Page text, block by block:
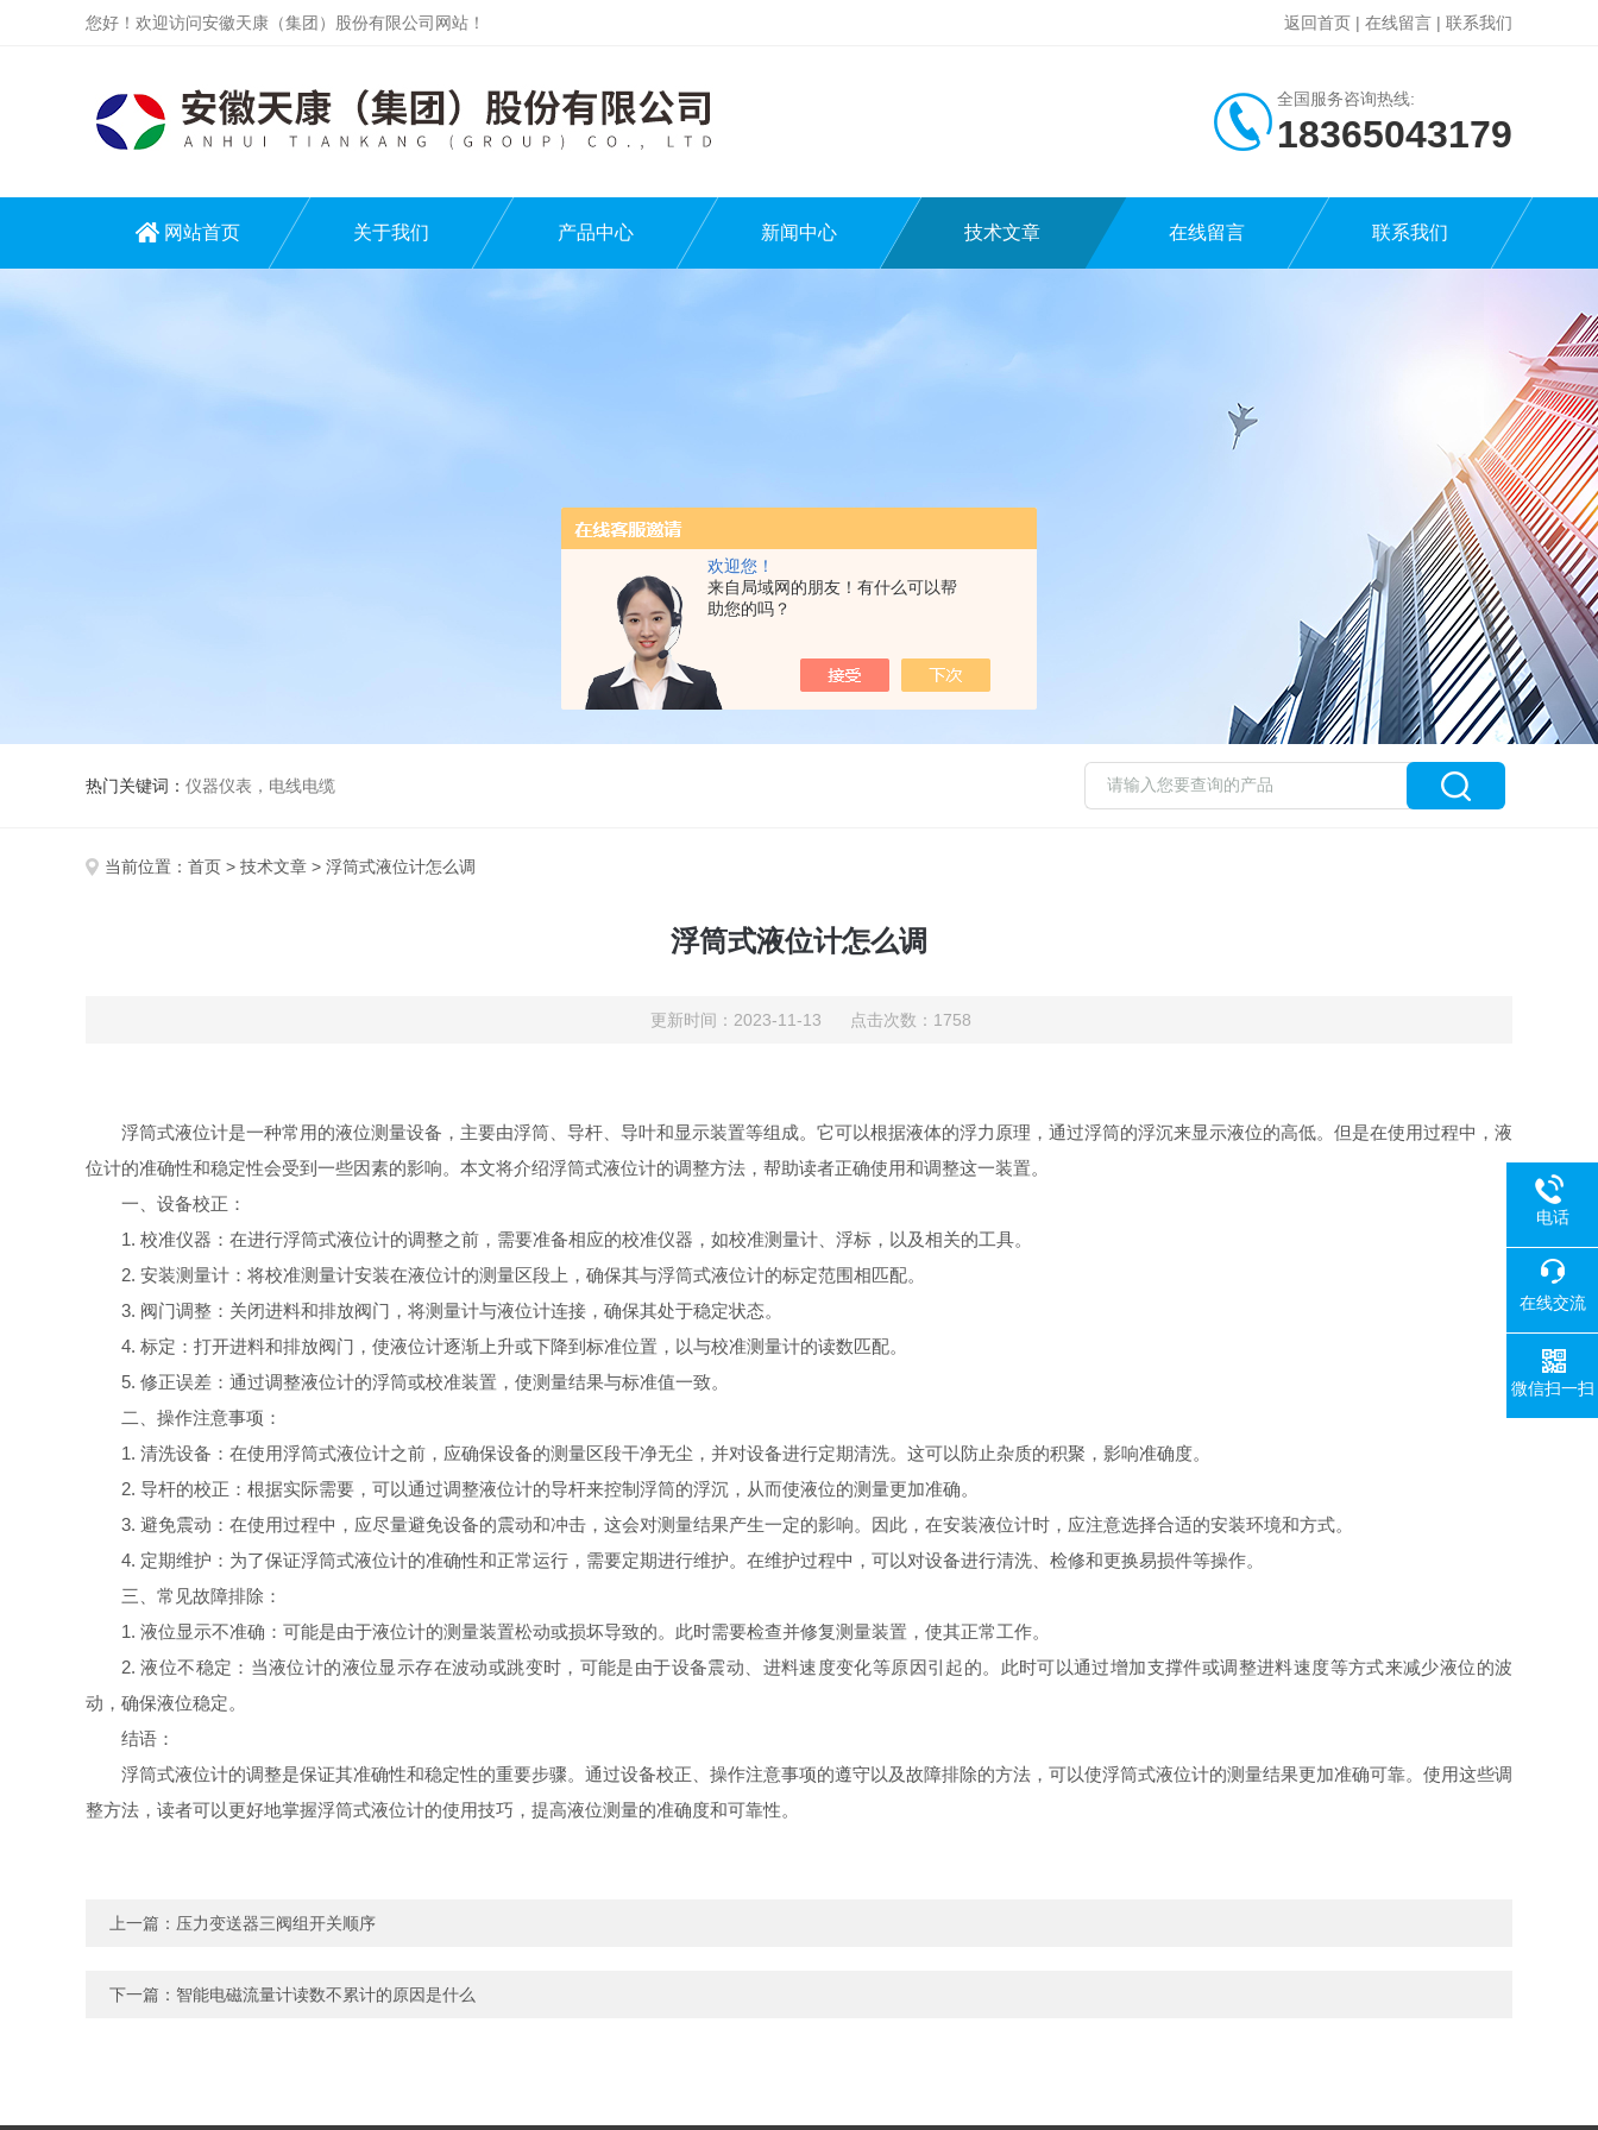
欢迎您！
来自局域网的朋友！有什么可以帮
助您的吗？
您好！欢迎访问安徽天康（集团）股份有限公司网站！ 返回首页 | 在线留言 | 联系我们
全国服务咨询热线:
18365043179
网站首页 关于我们 产品中心 新闻中心 技术文章 在线留言 联系我们
热门关键词： 仪器仪表，电线电缆
当前位置： 首页 > 技术文章 > 浮筒式液位计怎么调
浮筒式液位计怎么调
更新时间：2023-11-13 点击次数：1758
浮筒式液位计是一种常用的液位测量设备，主要由浮筒、导杆、导叶和显示装置等组成。它可以根据液体的浮力原理，通过浮筒的浮沉来显示液位的高低。但是在使用过程中，液
位计的准确性和稳定性会受到一些因素的影响。本文将介绍浮筒式液位计的调整方法，帮助读者正确使用和调整这一装置。
一、设备校正：
1. 校准仪器：在进行浮筒式液位计的调整之前，需要准备相应的校准仪器，如校准测量计、浮标，以及相关的工具。
2. 安装测量计：将校准测量计安装在液位计的测量区段上，确保其与浮筒式液位计的标定范围相匹配。
3. 阀门调整：关闭进料和排放阀门，将测量计与液位计连接，确保其处于稳定状态。
4. 标定：打开进料和排放阀门，使液位计逐渐上升或下降到标准位置，以与校准测量计的读数匹配。
5. 修正误差：通过调整液位计的浮筒或校准装置，使测量结果与标准值一致。
二、操作注意事项：
1. 清洗设备：在使用浮筒式液位计之前，应确保设备的测量区段干净无尘，并对设备进行定期清洗。这可以防止杂质的积聚，影响准确度。
2. 导杆的校正：根据实际需要，可以通过调整液位计的导杆来控制浮筒的浮沉，从而使液位的测量更加准确。
3. 避免震动：在使用过程中，应尽量避免设备的震动和冲击，这会对测量结果产生一定的影响。因此，在安装液位计时，应注意选择合适的安装环境和方式。
4. 定期维护：为了保证浮筒式液位计的准确性和正常运行，需要定期进行维护。在维护过程中，可以对设备进行清洗、检修和更换易损件等操作。
三、常见故障排除：
1. 液位显示不准确：可能是由于液位计的测量装置松动或损坏导致的。此时需要检查并修复测量装置，使其正常工作。
2. 液位不稳定：当液位计的液位显示存在波动或跳变时，可能是由于设备震动、进料速度变化等原因引起的。此时可以通过增加支撑件或调整进料速度等方式来减少液位的波
动，确保液位稳定。
结语：
浮筒式液位计的调整是保证其准确性和稳定性的重要步骤。通过设备校正、操作注意事项的遵守以及故障排除的方法，可以使浮筒式液位计的测量结果更加准确可靠。使用这些调
整方法，读者可以更好地掌握浮筒式液位计的使用技巧，提高液位测量的准确度和可靠性。
上一篇： 压力变送器三阀组开关顺序
下一篇： 智能电磁流量计读数不累计的原因是什么
电话
在线交流
微信扫一扫